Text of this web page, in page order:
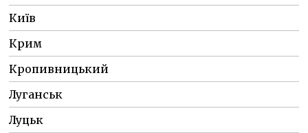
Київ
Крим
Кропивницький
Луганськ
Луцьк